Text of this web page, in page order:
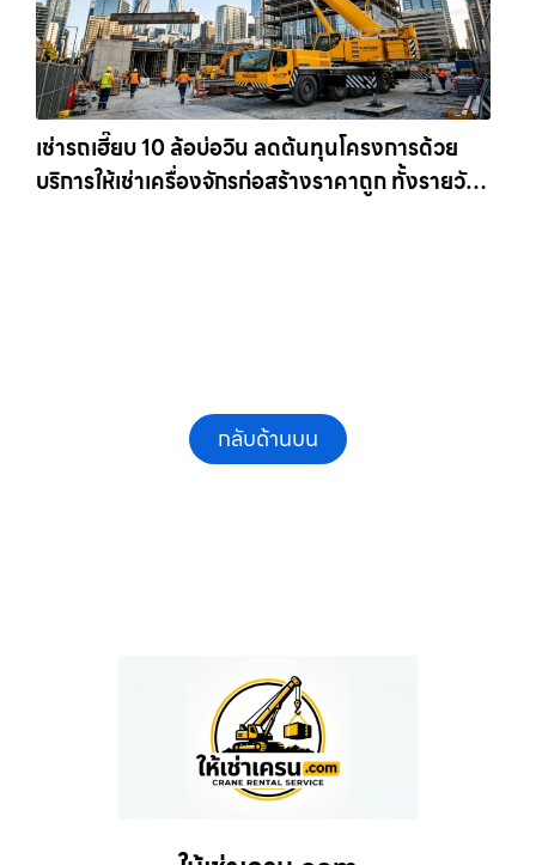
เช่ารถเฮี๊ยบ 10 ล้อบ่อวิน ลดต้นทุนโครงการด้วย
บริการให้เช่าเครื่องจักรก่อสร้างราคาถูก ทั้งรายวัน
กลับด้านบน